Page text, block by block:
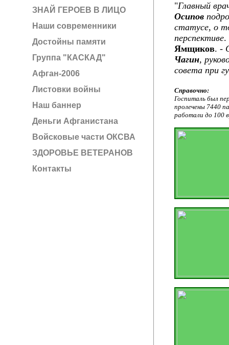
ЗНАЙ ГЕРОЕВ В ЛИЦО
Наши современники
Достойны памяти
Группа "КАСКАД"
Афган-2006
Листовки войны
Наш баннер
Деньги Афганистана
Войсковые части ОКСВА
ЗДОРОВЬЕ ВЕТЕРАНОВ
Контакты
"Главный
Осипов
статусе, о
перспективе.
Ямщиков. -
Чагин,
совета при
Справочно:
Госпиталь был
пролечены 7440
работали до 100